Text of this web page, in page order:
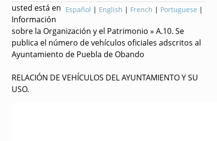
Español | English | French | Portuguese |
usted está en
Información
sobre la Organización y el Patrimonio » A.10. Se
publica el número de vehículos oficiales adscritos al
Ayuntamiento de Puebla de Obando
RELACIÓN DE VEHÍCULOS DEL AYUNTAMIENTO Y SU
USO.